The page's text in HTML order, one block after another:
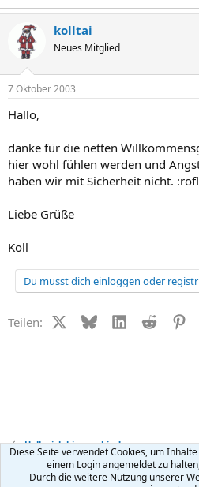
kolltai
Neues Mitglied
7 Oktober 2003
Hallo,
danke für die netten
hier wohl fühlen werden und
haben wir mit Sicherheit nicht. :rofl
Liebe Grüße
Koll
Du musst dich einloggen oder
Teilen: X (Twitter)
BlueskyLinkedIn
Reddit
Hallo, ich bin neu hier!
Kontakt Nutzungsbedingungen
Diese Seite verwendet Cookies, um
einem Login angemeldet zu
Durch die weitere Nutzung unserer